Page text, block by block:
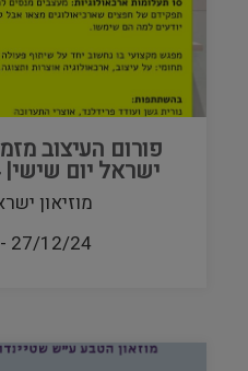
פורום העיצוב
ישראל יום שישי| 27.12.24 | 11:30
מוזיאון
27/12/24
-